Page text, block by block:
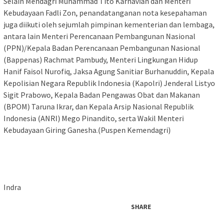
Kebudayaan Fadli Zon, penandatanganan nota kesepahaman
juga diikuti oleh sejumlah pimpinan kementerian dan lembaga,
antara lain Menteri Perencanaan Pembangunan Nasional
(PPN)/Kepala Badan Perencanaan Pembangunan Nasional
(Bappenas) Rachmat Pambudy, Menteri Lingkungan Hidup
Hanif Faisol Nurofiq, Jaksa Agung Sanitiar Burhanuddin, Kepala
Kepolisian Negara Republik Indonesia (Kapolri) Jenderal Listyo
Sigit Prabowo, Kepala Badan Pengawas Obat dan Makanan
(BPOM) Taruna Ikrar, dan Kepala Arsip Nasional Republik
Indonesia (ANRI) Mego Pinandito, serta Wakil Menteri
Kebudayaan Giring Ganesha.(Puspen Kemendagri)
Indra
SHARE